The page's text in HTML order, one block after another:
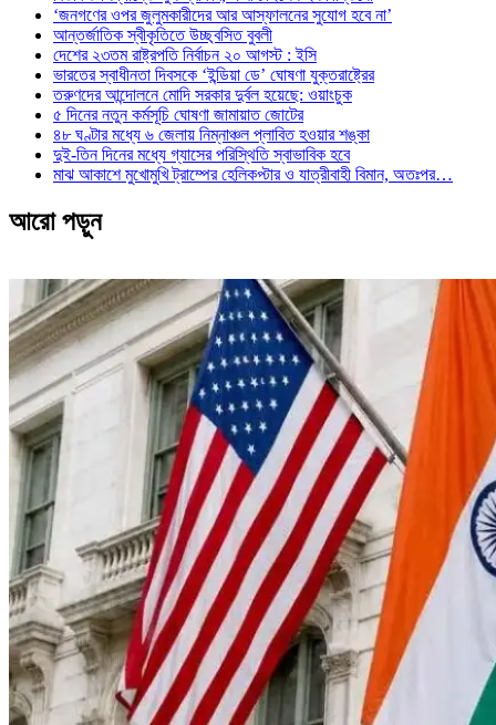
‘জনগণের ওপর জুলুমকারীদের আর আস্ফালনের সুযোগ হবে না’
আন্তর্জাতিক স্বীকৃতিতে উচ্ছ্বসিত বুবলী
দেশের ২৩তম রাষ্ট্রপতি নির্বাচন ২০ আগস্ট : ইসি
ভারতের স্বাধীনতা দিবসকে ‘ইন্ডিয়া ডে’ ঘোষণা যুক্তরাষ্ট্রের
তরুণদের আন্দোলনে মোদি সরকার দুর্বল হয়েছে: ওয়াংচুক
৫ দিনের নতুন কর্মসূচি ঘোষণা জামায়াত জোটের
৪৮ ঘণ্টার মধ্যে ৬ জেলায় নিম্নাঞ্চল প্লাবিত হওয়ার শঙ্কা
দুই-তিন দিনের মধ্যে গ্যাসের পরিস্থিতি স্বাভাবিক হবে
মাঝ আকাশে মুখোমুখি ট্রাম্পের হেলিকপ্টার ও যাত্রীবাহী বিমান, অতঃপর…
আরো পড়ুন